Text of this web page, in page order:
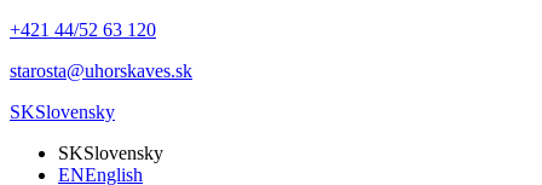
+421 44/52 63 120
starosta@uhorskaves.sk
SKSlovensky
SKSlovensky
ENEnglish